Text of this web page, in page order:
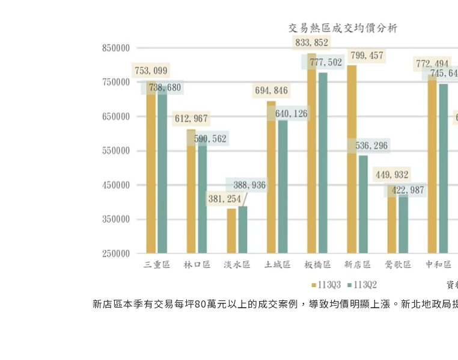
新店區本季有交易每坪80萬元以上的成交案例，導致均價明顯上漲。新北地政局